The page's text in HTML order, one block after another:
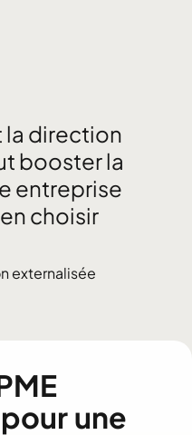
la direction
booster la
entreprise
choisir
externalisée
une